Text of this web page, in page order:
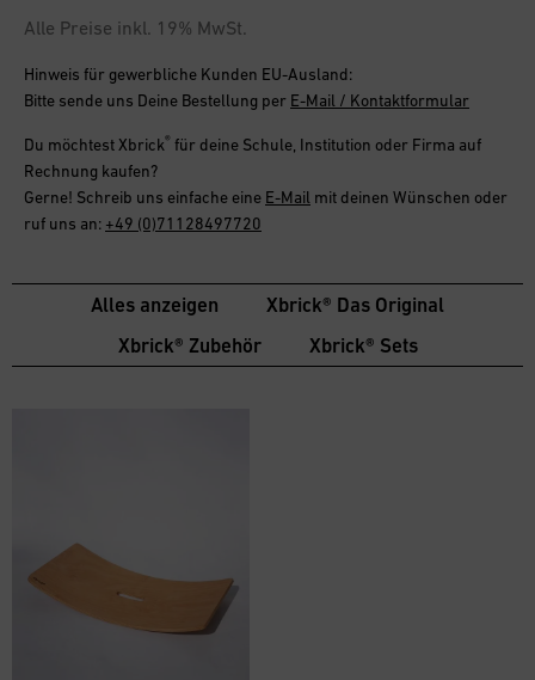
Hinweis für gewerbliche Kunden EU-Ausland:
Bitte sende uns Deine Bestellung per E-Mail / Kontaktformular
Du möchtest Xbrick® für deine Schule, Institution oder Firma auf
Rechnung kaufen?
Gerne! Schreib uns einfache eine E-Mail mit deinen Wünschen oder
ruf uns an: +49 (0)71128497720
Alle Preise inkl. 19% MwSt.
Alles anzeigen
Xbrick® Das Original
Xbrick® Zubehör
Xbrick® Sets